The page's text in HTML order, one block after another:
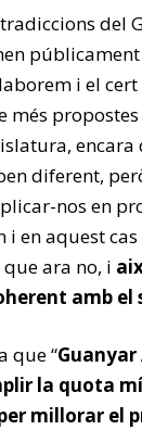
del
i el
més
encara
diferent,
nos en
i en aquest
ara no, i
amb el
que “
la quota
millorar el